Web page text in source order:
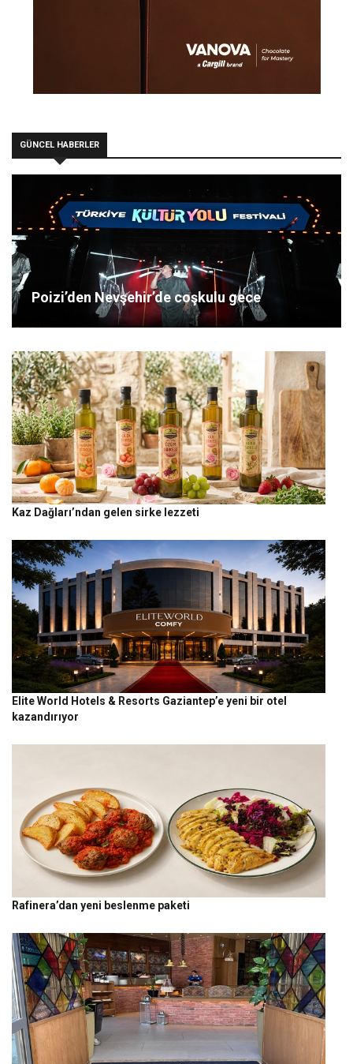
GÜNCEL HABERLER
Poizi’den Nevşehir’de coşkulu gece
Kaz Dağları’ndan gelen sirke lezzeti
Elite World Hotels & Resorts Gaziantep’e yeni bir otel
kazandırıyor
Rafinera’dan yeni beslenme paketi